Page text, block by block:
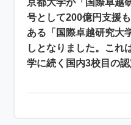
京都大学が「国際卓
号として200億円支援
ある「国際卓越研究大
しとなりました。これ
学に続く国内3校目の